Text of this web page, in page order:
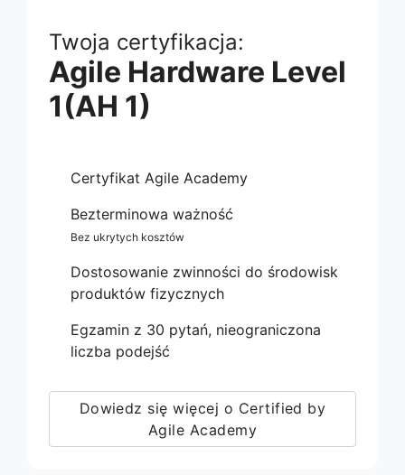
Twoja certyfikacja:
Agile Hardware Level
1(AH 1)
Certyfikat Agile Academy
Bezterminowa ważność
Bez ukrytych kosztów
Dostosowanie zwinności do środowisk
produktów fizycznych
Egzamin z 30 pytań, nieograniczona
liczba podejść
Dowiedz się więcej o Certified by
Agile Academy